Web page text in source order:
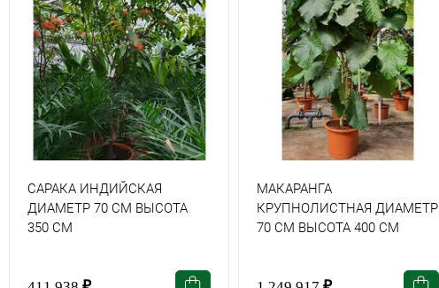
САРАКА ИНДИЙСКАЯ
ДИАМЕТР 70 СМ ВЫСОТА
350 СМ
МАКАРАНГА
КРУПНОЛИСТНАЯ ДИАМЕТР
70 СМ ВЫСОТА 400 СМ